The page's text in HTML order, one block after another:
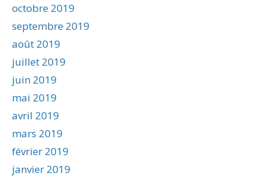
octobre 2019
septembre 2019
août 2019
juillet 2019
juin 2019
mai 2019
avril 2019
mars 2019
février 2019
janvier 2019